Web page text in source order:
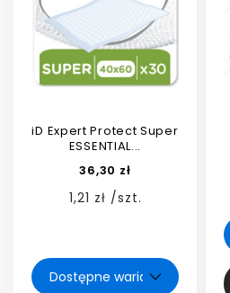
iD Expert Protect Super
ESSENTIAL...
36,30 zł
1,21 zł /szt.